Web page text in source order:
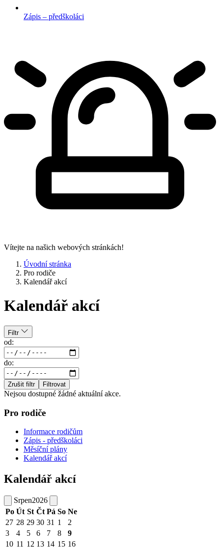
Zápis – předškoláci
Vítejte na našich webových stránkách!
Úvodní stránka
Pro rodiče
Kalendář akcí
Kalendář akcí
Filtr
od:
do:
Zrušit filtr Filtrovat
Nejsou dostupné žádné aktuální akce.
Pro rodiče
Informace rodičům
Zápis - předškoláci
Měsíční plány
Kalendář akcí
Kalendář akcí
Srpen2026
Po Út St Čt Pá So Ne
27 28 29 30 31 1
2
3
4 5 6 7 8
9
10 11 12 13 14 15 16